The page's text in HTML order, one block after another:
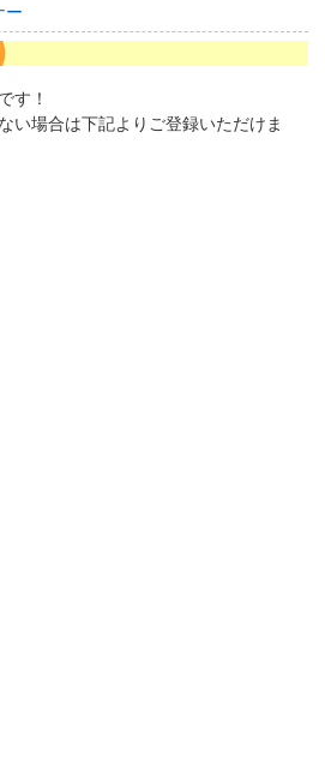
ー
す！
い場合は下記よりご登録いただけま